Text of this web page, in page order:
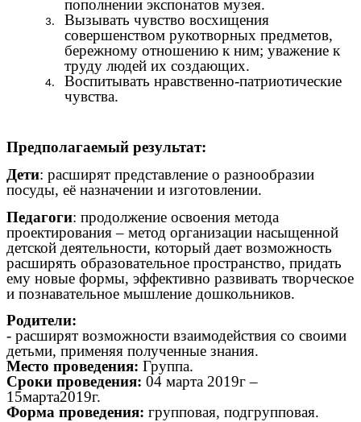
пополнении экспонатов музея.
Вызывать чувство восхищения
совершенством рукотворных предметов,
бережному отношению к ним; уважение к
труду людей их создающих.
Воспитывать нравственно-патриотические
чувства.
Предполагаемый результат:
Дети: расширят представление о разнообразии
посуды, её назначении и изготовлении.
Педагоги: продолжение освоения метода
проектирования – метод организации насыщенной
детской деятельности, который дает возможность
расширять образовательное пространство, придать
ему новые формы, эффективно развивать творческое
и познавательное мышление дошкольников.
Родители:
- расширят возможности взаимодействия со своими
детьми, применяя полученные знания.
Место проведения: Группа.
Сроки проведения: 04 марта 2019г –
15марта2019г.
Форма проведения: групповая, подгрупповая.